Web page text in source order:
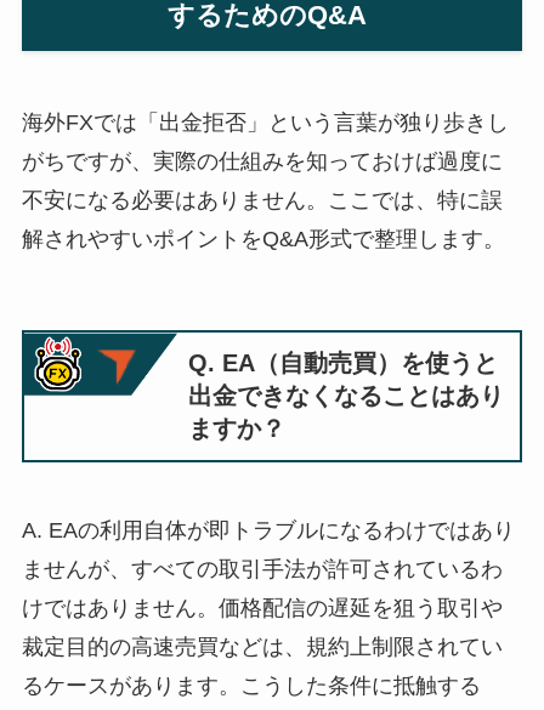
するためのQ&A
海外FXでは「出金拒否」という言葉が独り歩きし
がちですが、実際の仕組みを知っておけば過度に
不安になる必要はありません。ここでは、特に誤
解されやすいポイントをQ&A形式で整理します。
Q. EA（自動売買）を使うと
出金できなくなることはあり
ますか？
A. EAの利用自体が即トラブルになるわけではあり
ませんが、すべての取引手法が許可されているわ
けではありません。価格配信の遅延を狙う取引や
裁定目的の高速売買などは、規約上制限されてい
るケースがあります。こうした条件に抵触する